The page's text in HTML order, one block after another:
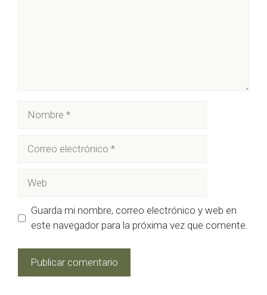
Guarda mi nombre, correo electrónico y web en
este navegador para la próxima vez que comente.